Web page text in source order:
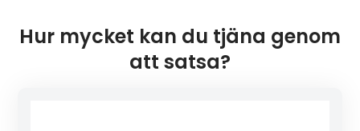
Hur mycket kan du tjäna genom
att satsa?